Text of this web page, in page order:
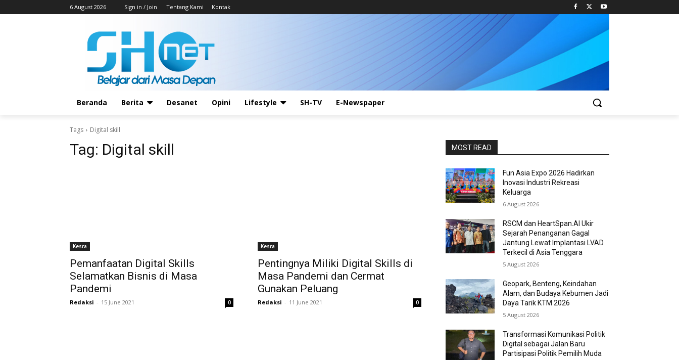
6 August 2026 Sign in / Join Tentang Kami Kontak
Beranda Berita Desanet Opini Lifestyle SH-TV E-Newspaper
Tags Digital skill
Tag: Digital skill
Kesra
Pemanfaatan Digital Skills
Selamatkan Bisnis di Masa
Pandemi
Redaksi - 15 June 2021 0
Kesra
Pentingnya Miliki Digital Skills di
Masa Pandemi dan Cermat
Gunakan Peluang
Redaksi - 11 June 2021 0
MOST READ
Fun Asia Expo 2026 Hadirkan
Inovasi Industri Rekreasi
Keluarga
6 August 2026
RSCM dan HeartSpan.AI Ukir
Sejarah Penanganan Gagal
Jantung Lewat Implantasi LVAD
Terkecil di Asia Tenggara
5 August 2026
Geopark, Benteng, Keindahan
Alam, dan Budaya Kebumen Jadi
Daya Tarik KTM 2026
5 August 2026
Transformasi Komunikasi Politik
Digital sebagai Jalan Baru
Partisipasi Politik Pemilih Muda